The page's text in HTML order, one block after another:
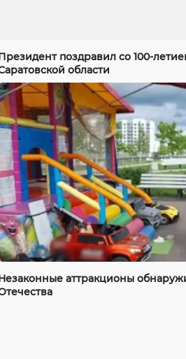
поздравил со 100-
области
аттракционы